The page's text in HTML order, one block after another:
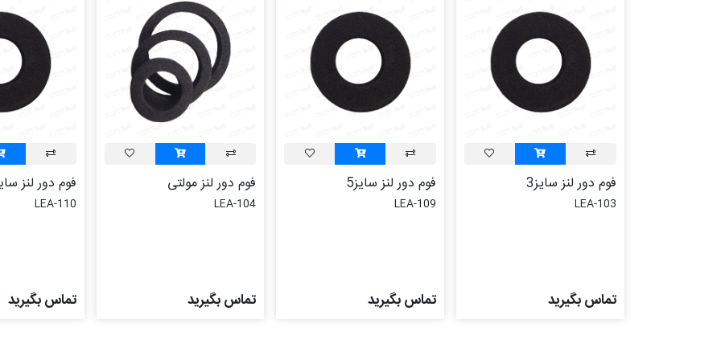
فوم دور لنز سايز3
LEA-103
تماس بگیرید
فوم دور لنز سایز5
LEA-109
تماس بگیرید
فوم دور لنز مولتی
LEA-104
تماس بگیرید
فوم دور لنز
LEA-110
تماس بگیرید